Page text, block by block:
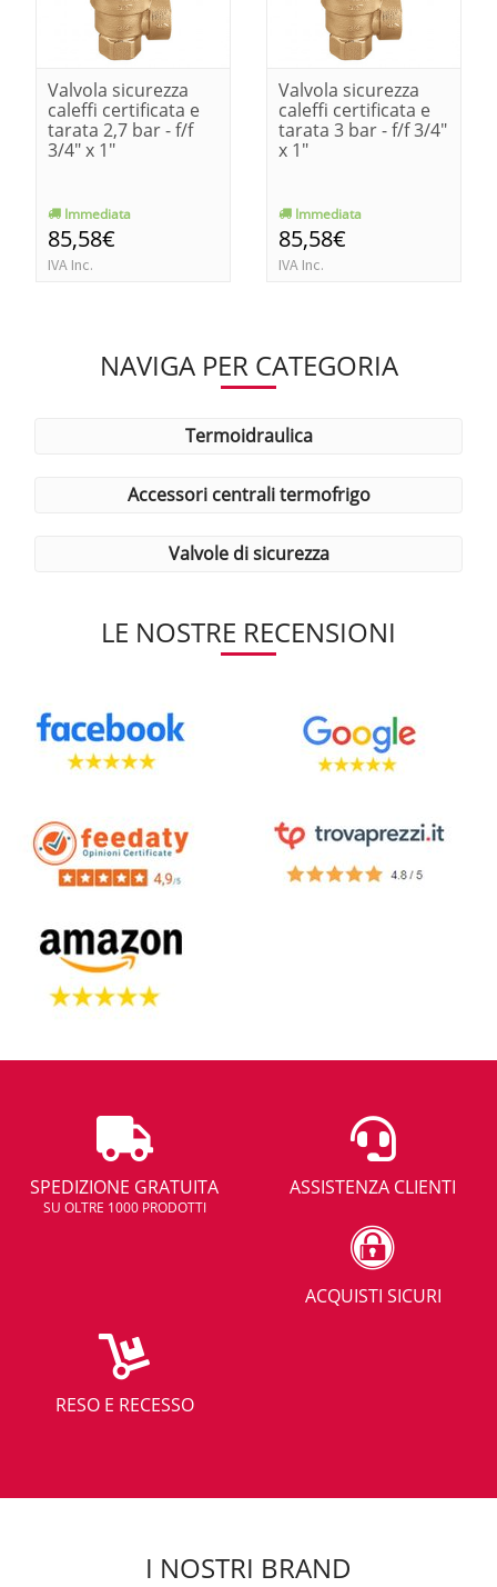
Valvola sicurezza
caleffi certificata e
tarata 2,7 bar - f/f
3/4" x 1"
Immediata
85,58€
IVA Inc.
Valvola sicurezza
caleffi certificata e
tarata 3 bar - f/f 3/4"
x 1"
Immediata
85,58€
IVA Inc.
NAVIGA PER CATEGORIA
termoidraulica
accessori centrali termofrigo
valvole di sicurezza
LE NOSTRE RECENSIONI
SPEDIZIONE GRATUITA
SU OLTRE 1000 PRODOTTI
ASSISTENZA CLIENTI
ACQUISTI SICURI
RESO E RECESSO
I NOSTRI BRAND